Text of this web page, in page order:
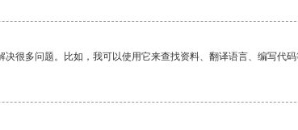
很多问题。比如，我可以使用它来查找资料、翻译语言、编写代码